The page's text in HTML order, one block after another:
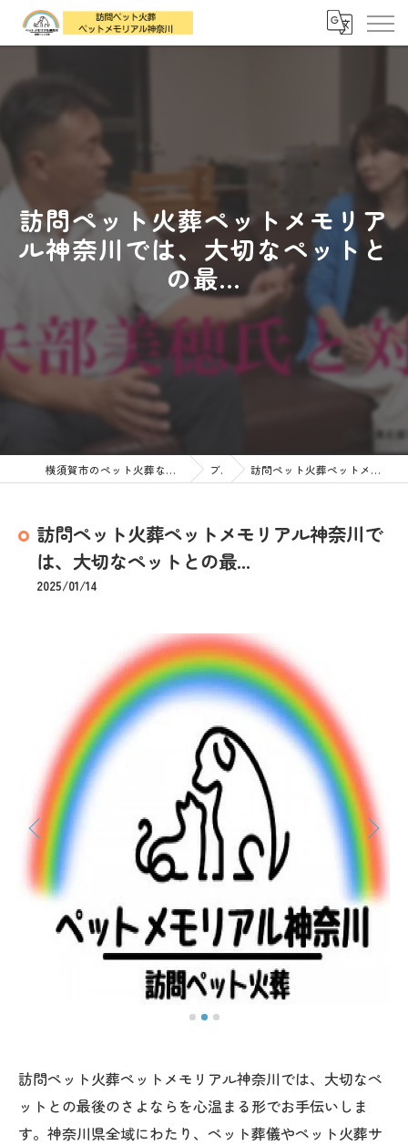
訪問ペット火葬ペットメモリア
ル神奈川では、大切なペットと
の最...
横須賀市のペット火葬なら訪問ペット火葬 ペットメモリアル神奈川 ブログ 訪問ペット火葬ペットメモリアル神奈川では、大切なペットとの最...
訪問ペット火葬ペットメモリアル神奈川で
は、大切なペットとの最...
2025/01/14
訪問ペット火葬ペットメモリアル神奈川では、大切なペ
ットとの最後のさよならを心温まる形でお手伝いしま
す。神奈川県全域にわたり、ペット葬儀やペット火葬サ